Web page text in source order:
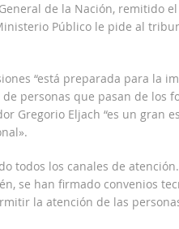
de la Nación, remitido
Público le pide al
“está preparada para la
personas que pasan de los
Gregorio Eljach “es un gran
todos los canales de
se han firmado convenios
la atención de las